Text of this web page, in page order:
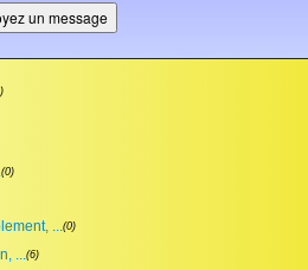
(0)
...(0)
...(6)